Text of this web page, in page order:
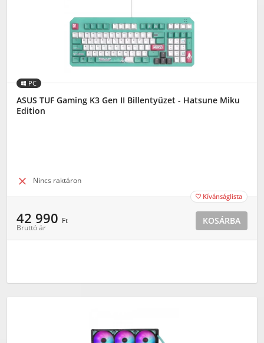
PC
ASUS TUF Gaming K3 Gen II Billentyűzet - Hatsune Miku
Edition
 Nincs raktáron
 Kívánságlista
42 990 Ft
Bruttó ár
KOSÁRBA